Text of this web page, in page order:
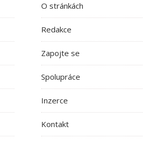
O stránkách
Redakce
Zapojte se
Spolupráce
Inzerce
Kontakt